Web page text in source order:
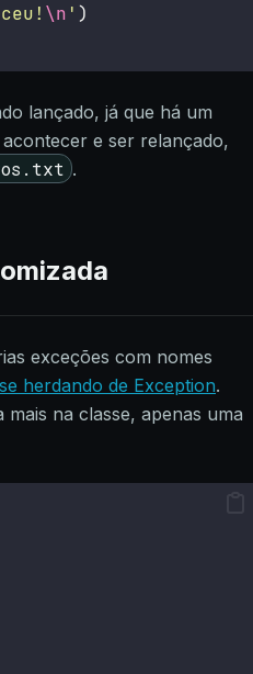
\n ' )
lançado, já que há um
e ser relançado,
.
exceções com nomes
herdando de Exception.
na classe, apenas uma